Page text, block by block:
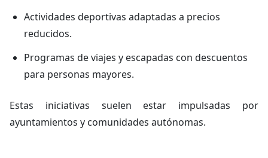
Actividades deportivas adaptadas a precios
reducidos.
Programas de viajes y escapadas con descuentos
para personas mayores.
Estas iniciativas suelen estar impulsadas por
ayuntamientos y comunidades autónomas.